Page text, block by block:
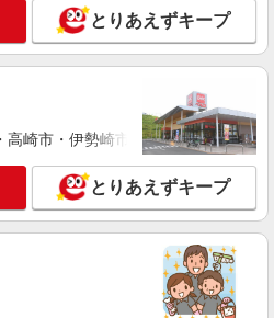
小さなグループホームで家事や
ート！
円〜2062円 ＜日払い有/週払い有/交
ガソリン代含む)＞
詳細を見る
NEW
区>高時給&シフト柔軟でいいとこ
の補助
とりあえずキープ
高崎市・伊勢崎市・太田市・館林市
とりあえずキープ